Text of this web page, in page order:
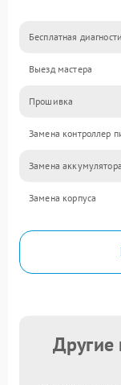
Бесплатная
Выезд мастера
Прошивка
Замена контроллер
Замена аккумулятора
Замена корпуса